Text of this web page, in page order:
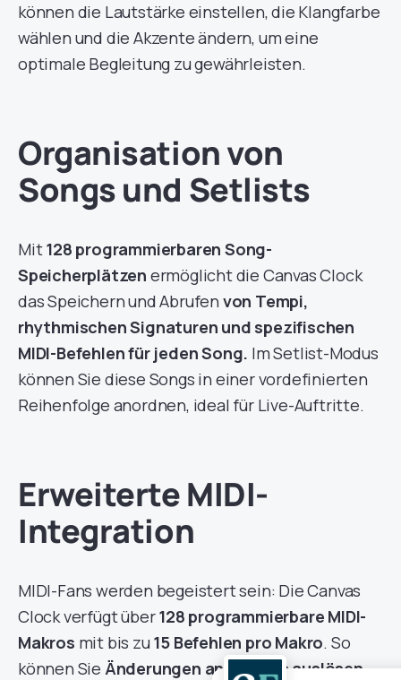
können die Lautstärke einstellen, die Klangfarbe
wählen und die Akzente ändern, um eine
optimale Begleitung zu gewährleisten.
Organisation von
Songs und Setlists
Mit128 programmierbaren Song-
Speicherplätzen ermöglicht die Canvas Clock
das Speichern und Abrufen von Tempi,
rhythmischen Signaturen und spezifischen
MIDI-Befehlen für jeden Song. Im Setlist-Modus
können Sie diese Songs in einer vordefinierten
Reihenfolge anordnen, ideal für Live-Auftritte.
Erweiterte MIDI-
Integration
MIDI-Fans werden begeistert sein: Die Canvas
Clock verfügt über128 programmierbare MIDI-
Makros mit bis zu 15 Befehlen pro Makro. So
können Sie Änderungen an Presets auslösen,